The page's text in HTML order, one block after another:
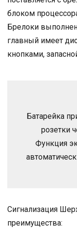
блоком
Брелоки
главный имеет
кнопками,
Батарейка
розетки
Функция
Сигнализация
преимущества: